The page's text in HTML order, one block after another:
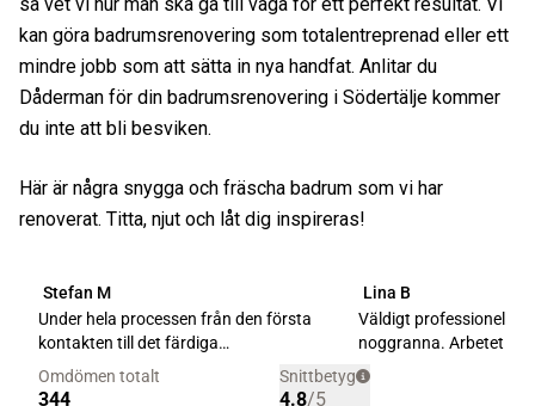
så vet vi hur man ska gå till väga för ett perfekt resultat. Vi
kan göra badrumsrenovering som totalentreprenad eller ett
mindre jobb som att sätta in nya handfat. Anlitar du
Dåderman för din badrumsrenovering i Södertälje kommer
du inte att bli besviken.
Här är några snygga och fräscha badrum som vi har
renoverat. Titta, njut och låt dig inspireras!